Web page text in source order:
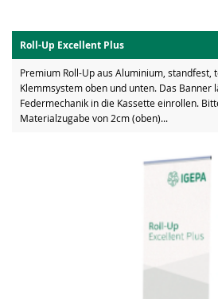
Roll-Up Excellent Plus
Premium Roll-Up aus Aluminium, standfest,
Klemmsystem oben und unten. Das Banner
Federmechanik in die Kassette einrollen.
Materialzugabe von 2cm (oben)...